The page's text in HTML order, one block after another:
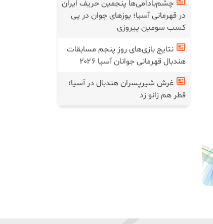
چشم‌بادامی‌ها پنجمین حریف ایران
در قهرمانی آسیا؛ یوز‌های جوان در پی
کسب سومین پیروزی
نتایج بازی‌های روز پنجم مسابقات
هندبال قهرمانی جوانان آسیا ۲۰۲۶
غرش شیرپسران هندبال در آسیا؛
قطر هم زانو زد